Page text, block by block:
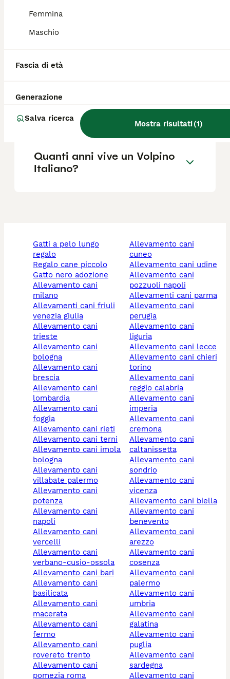
Femmina
Maschio
Fascia di età
Generazione
Salva ricerca
Mostra risultati(1)
Quali sono i difetti del
Il Volpino soffre la
Il Volpino è aggressivo?
Quanti anni vive un Volpino
Italiano?
gatti a pelo lungo
regalo
regalo cane piccolo
gatto nero adozione
allevamento cani
milano
allevamenti cani friuli
venezia giulia
allevamento cani
trieste
allevamento cani
bologna
allevamento cani
brescia
allevamento cani
lombardia
allevamento cani
foggia
allevamento cani rieti
allevamento cani terni
allevamento cani imola
bologna
allevamento cani
villabate palermo
allevamento cani
potenza
allevamento cani
napoli
allevamento cani
vercelli
allevamento cani
verbano-cusio-ossola
allevamento cani bari
allevamento cani
basilicata
allevamento cani
macerata
allevamento cani
fermo
allevamento cani
rovereto trento
allevamento cani
pomezia roma
allevamento cani
cuneo
allevamento cani udine
allevamento cani
pozzuoli napoli
allevamenti cani parma
allevamento cani
perugia
allevamento cani
liguria
allevamento cani lecce
allevamento cani chieri
torino
allevamento cani
reggio calabria
allevamento cani
imperia
allevamento cani
cremona
allevamento cani
caltanissetta
allevamento cani
sondrio
allevamento cani
vicenza
allevamento cani biella
allevamento cani
benevento
allevamento cani
arezzo
allevamento cani
cosenza
allevamento cani
palermo
allevamento cani
umbria
allevamento cani
galatina
allevamento cani
puglia
allevamento cani
sardegna
allevamento cani